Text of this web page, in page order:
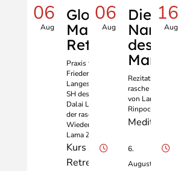
06
Aug
Global
Mani
Retreat
Praxis für den
Frieden, ein
Langes Leben
SH des 14.
Dalai Lama und
der raschen
Wiederkehr
Lama Zopas
Kurs /
Retreat
06
Aug
Die
Namen
des
Rezitation für die
rasche
von Lama Zopa
Rinpoche
Meditation
6.
August
16
Aug